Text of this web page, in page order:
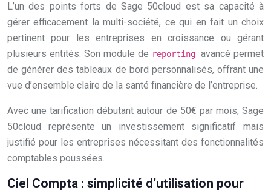
L’un des points forts de Sage 50cloud est sa capacité à
gérer efficacement la multi-société, ce qui en fait un choix
pertinent pour les entreprises en croissance ou gérant
plusieurs entités. Son module de reporting avancé permet
de générer des tableaux de bord personnalisés, offrant une
vue d’ensemble claire de la santé financière de l’entreprise.
Avec une tarification débutant autour de 50€ par mois, Sage
50cloud représente un investissement significatif mais
justifié pour les entreprises nécessitant des fonctionnalités
comptables poussées.
Ciel Compta : simplicité d’utilisation pour